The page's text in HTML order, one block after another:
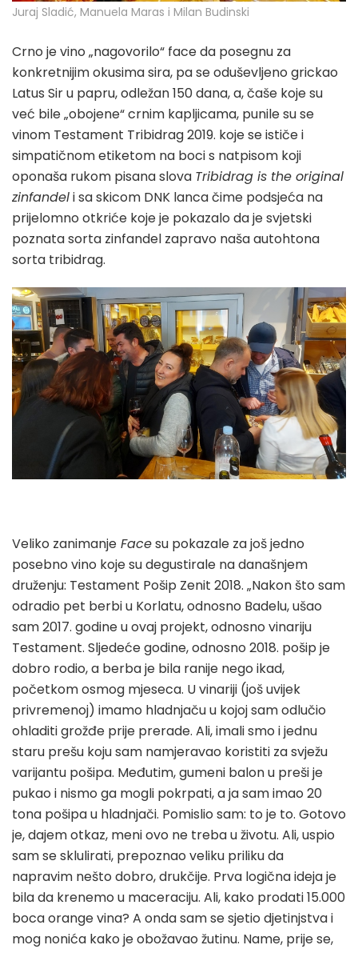
Juraj Sladić, Manuela Maras i Milan Budinski
Crno je vino „nagovorilo“ face da posegnu za
konkretnijim okusima sira, pa se oduševljeno grickao
Latus Sir u papru, odležan 150 dana, a, čaše koje su
već bile „obojene“ crnim kapljicama, punile su se
vinom Testament Tribidrag 2019. koje se ističe i
simpatičnom etiketom na boci s natpisom koji
oponaša rukom pisana slova Tribidrag is the original
zinfandeli sa skicom DNK lanca čime podsjeća na
prijelomno otkriće koje je pokazalo da je svjetski
poznata sorta zinfandel zapravo naša autohtona
sorta tribidrag.
Veliko zanimanje Facesu pokazale za još jedno
posebno vino koje su degustirale na današnjem
druženju: Testament Pošip Zenit 2018. „Nakon što sam
odradio pet berbi u Korlatu, odnosno Badelu, ušao
sam 2017. godine u ovaj projekt, odnosno vinariju
Testament. Sljedeće godine, odnosno 2018. pošip je
dobro rodio, a berba je bila ranije nego ikad,
početkom osmog mjeseca. U vinariji (još uvijek
privremenoj) imamo hladnjaču u kojoj sam odlučio
ohladiti grožđe prije prerade. Ali, imali smo i jednu
staru prešu koju sam namjeravao koristiti za svježu
varijantu pošipa. Međutim, gumeni balon u preši je
pukao i nismo ga mogli pokrpati, a ja sam imao 20
tona pošipa u hladnjači. Pomislio sam: to je to. Gotovo
je, dajem otkaz, meni ovo ne treba u životu. Ali, uspio
sam se sklulirati, prepoznao veliku priliku da
napravim nešto dobro, drukčije. Prva logična ideja je
bila da krenemo u maceraciju. Ali, kako prodati 15.000
boca orange vina? A onda sam se sjetio djetinjstva i
mog nonića kako je obožavao žutinu. Name, prije se,